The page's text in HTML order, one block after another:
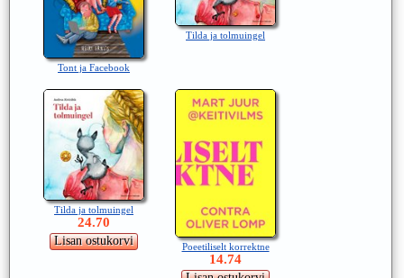
Tont ja Facebook
Tilda ja tolmuingel
Tilda ja tolmuingel
24.70
Poeetiliselt korrektne
14.74